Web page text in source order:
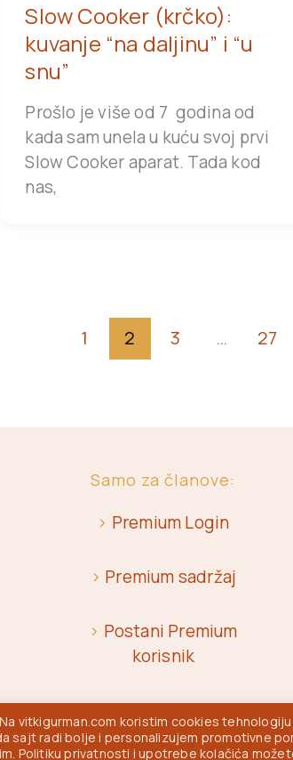
Slow Cooker (krčko):
kuvanje “na daljinu” i “u
snu”
Prošlo je više od 7 godina od
kada sam unela u kuću svoj prvi
Slow Cooker aparat. Tada kod
nas,
1 2 3 … 27
Samo za članove:
> Premium Login
> Premium sadržaj
> Postani Premium
korisnik
vitkigurman.com koristim cookies
sajt radi bolje i personalizujem promotivne
Politiku privatnosti i upotrebe kolačića